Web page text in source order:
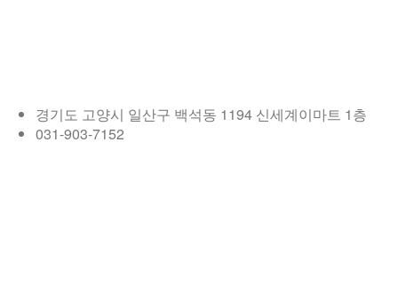
경기도 고양시 일산구 백석동 1194 신세계이마트 1층
031-903-7152